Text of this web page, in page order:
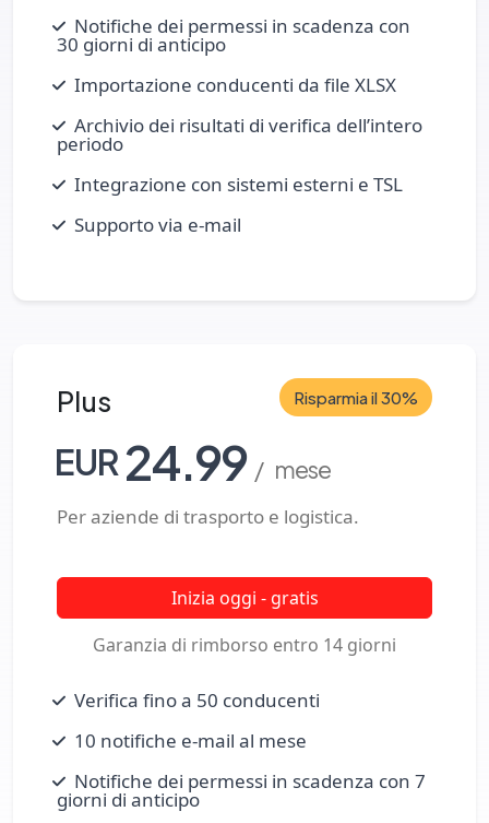
Notifiche dei permessi in scadenza con
30 giorni di anticipo
Importazione conducenti da file XLSX
Archivio dei risultati di verifica dell’intero
periodo
Integrazione con sistemi esterni e TSL
Supporto via e‑mail
Plus
EUR 24.99 / mese
Risparmia il 30%
Per aziende di trasporto e logistica.
Inizia oggi - gratis
Garanzia di rimborso entro 14 giorni
Verifica fino a 50 conducenti
10 notifiche e‑mail al mese
Notifiche dei permessi in scadenza con 7
giorni di anticipo